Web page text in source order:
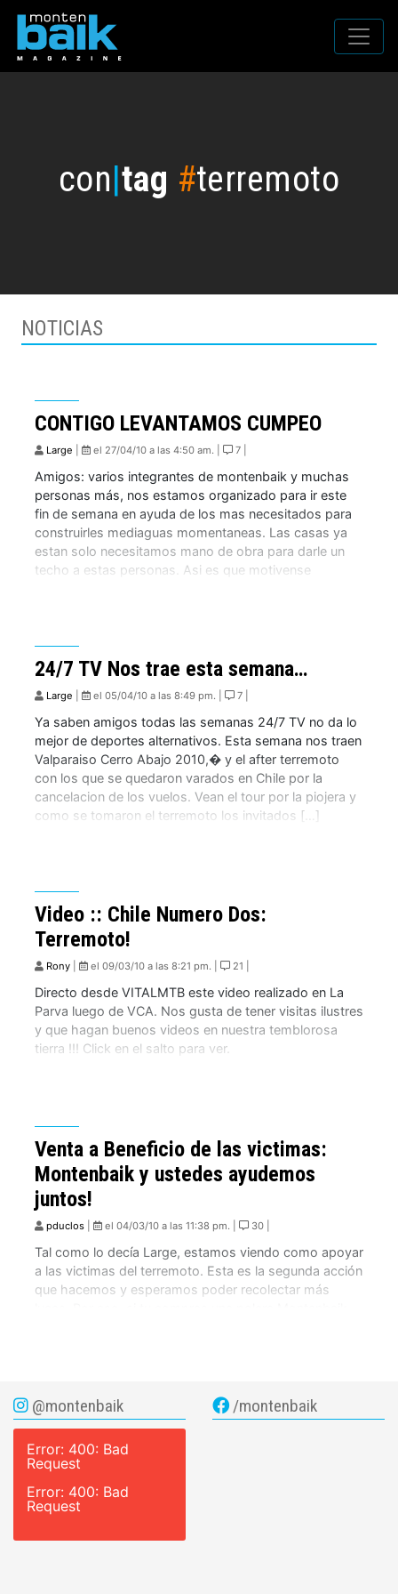
con|tag #terremoto
NOTICIAS
CONTIGO LEVANTAMOS CUMPEO
Large el 27/04/10 a las 4:50 am. | 7 |
Amigos: varios integrantes de montenbaik y muchas
personas más, nos estamos organizado para ir este
fin de semana en ayuda de los mas necesitados para
construirles mediaguas momentaneas. Las casas ya
estan solo necesitamos mano de obra para darle un
techo a estas personas. Asi es que motivense
24/7 TV Nos trae esta semana…
Large el 05/04/10 a las 8:49 pm. | 7 |
Ya saben amigos todas las semanas 24/7 TV no da lo
mejor de deportes alternativos. Esta semana nos traen
Valparaiso Cerro Abajo 2010,� y el after terremoto
con los que se quedaron varados en Chile por la
cancelacion de los vuelos. Vean el tour por la piojera y
como se tomaron el terremoto los invitados […]
Video :: Chile Numero Dos:
Terremoto!
Rony el 09/03/10 a las 8:21 pm. | 21 |
Directo desde VITALMTB este video realizado en La
Parva luego de VCA. Nos gusta de tener visitas ilustres
y que hagan buenos videos en nuestra temblorosa
tierra !!! Click en el salto para ver.
Venta a Beneficio de las victimas:
Montenbaik y ustedes ayudemos
juntos!
pduclos el 04/03/10 a las 11:38 pm. | 30 |
Tal como lo decía Large, estamos viendo como apoyar
a las victimas del terremoto. Esta es la segunda acción
que hacemos y esperamos poder recolectar más
@montenbaik
Error: 400: Bad
Request
Error: 400: Bad
Request
/montenbaik